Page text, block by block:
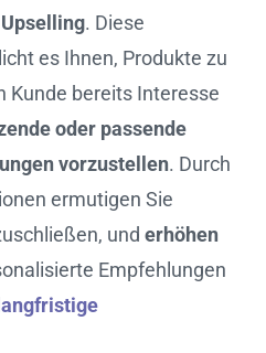
. Diese
es Ihnen, Produkte zu
Kunde bereits Interesse
oder passende
vorzustellen. Durch
ermutigen Sie
und erhöhen
Empfehlungen
langfristige